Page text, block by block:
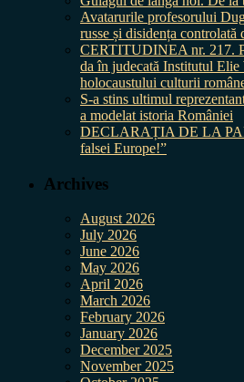
Avatarurile profesorului
russe și disidența
CERTITUDINEA nr. 217.
da în judecată Institutul Elie
holocaustului culturii
S-a stins ultimul
a modelat istoria României
DECLARAȚIA DE LA
falsei Europe!”
Archives
August 2026
July 2026
June 2026
May 2026
April 2026
March 2026
February 2026
January 2026
December 2025
November 2025